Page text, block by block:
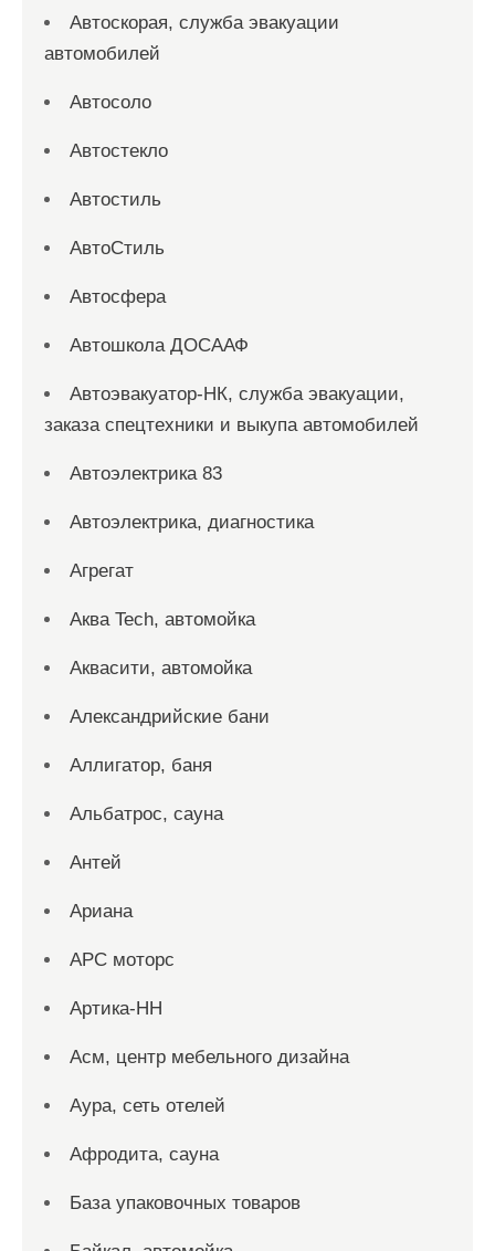
Автоскорая, служба эвакуации
автомобилей
Автосоло
Автостекло
Автостиль
АвтоСтиль
Автосфера
Автошкола ДОСААФ
Автоэвакуатор-НК, служба эвакуации,
заказа спецтехники и выкупа автомобилей
Автоэлектрика 83
Автоэлектрика, диагностика
Агрегат
Аква Tech, автомойка
Аквасити, автомойка
Александрийские бани
Аллигатор, баня
Альбатрос, сауна
Антей
Ариана
АРС моторс
Артика-НН
Асм, центр мебельного дизайна
Аура, сеть отелей
Афродита, сауна
База упаковочных товаров